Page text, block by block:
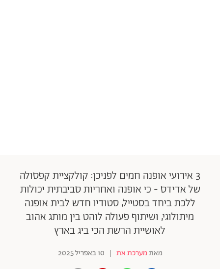
3 אירועי אופנה חמים לפניכן: קולקציית קפסולה
של אדידס - כי אופנה ואחריות סביבתית יכולות
ללכת ביחד בסטייל, סטודיו חדש לבית אופנה
מיתולוגי, ושיתוף פעולה לוהט בין מותג אהוב
לאושיית הרשת הכי ביג בארץ
מאתמערכת את | 10 באפריל 2025